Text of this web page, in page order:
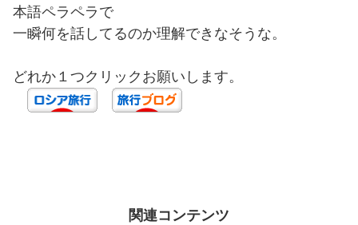
本語ペラペラで
一瞬何を話してるのか理解できなそうな。
どれか１つクリックお願いします。
関連コンテンツ